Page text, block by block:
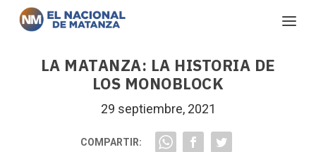
LA MATANZA: LA HISTORIA DE
LOS MONOBLOCK
29 septiembre, 2021
COMPARTIR: